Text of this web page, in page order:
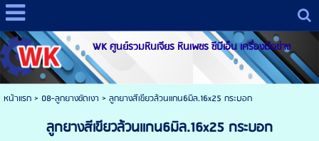
WK ศูนย์รวมหินเจียร หินเพชร ซีบีเอ็น เครื่องมือช่าง
หน้าแรก> 08-ลูกยางขัดเงา > ลูกยางสีเขียวล้วนแกน6มิล.16x25 กระบอก
ลูกยางสีเขียวล้วนแกน6มิล.16x25 กระบอก